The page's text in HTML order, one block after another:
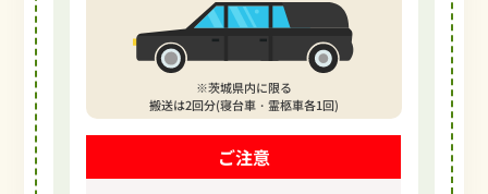
※茨城県内に限る
搬送は2回分(寝台車・霊柩車各1回)
ご注意